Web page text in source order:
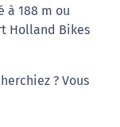
188 m ou
Holland Bikes
? Vous